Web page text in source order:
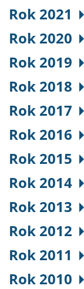
Rok 2021
Rok 2020
Rok 2019
Rok 2018
Rok 2017
Rok 2016
Rok 2015
Rok 2014
Rok 2013
Rok 2012
Rok 2011
Rok 2010